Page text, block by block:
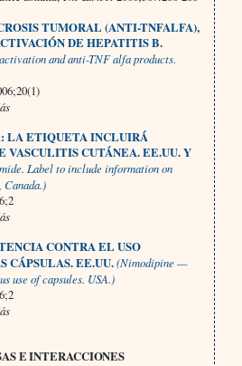
TUMORAL (ANTI-TNFALFA),
DE HEPATITIS B.
and anti-TNF alfa products.
LA ETIQUETA INCLUIRÁ
VASCULITIS CUTÁNEA. EE.UU. Y
Label to include information on
Canada.)
CONTRA EL USO
CÁPSULAS. EE.UU.(Nimodipine —
use of capsules. USA.)
E INTERACCIONES